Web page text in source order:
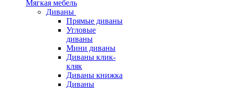
Мягкая мебель
Диваны
Прямые диваны
Угловые
диваны
Мини диваны
Диваны клик-
кляк
Диваны книжка
Диваны